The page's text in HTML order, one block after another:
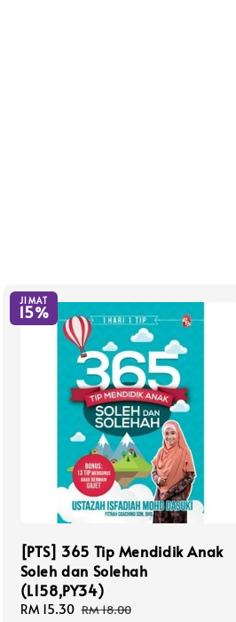
JIMAT
15%
[PTS] 365 Tip Mendidik Anak
Soleh dan Solehah
(L158,PY34)
Sale
RM 15.30 Regular
RM 18.00